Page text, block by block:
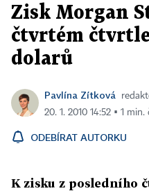
Zisk Morgan
čtvrtém
dolarů
Pavlína Zítková
20. 1. 2010 14:52 ▪ 1 min.
ODEBÍRAT AUTORKU
K zisku z posledního